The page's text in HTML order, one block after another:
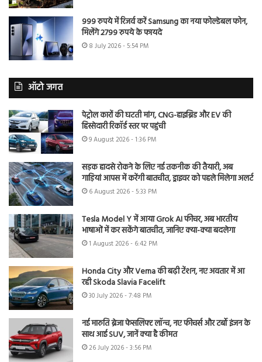
999 रुपये में रिजर्व करें Samsung का नया फोल्डेबल फोन,
मिलेंगे 2799 रुपये के फायदे
8 July 2026 - 5:54 PM
ऑटो जगत
पेट्रोल कारों की घटती मांग, CNG-हाइब्रिड और EV की
हिस्सेदारी रिकॉर्ड स्तर पर पहुंची
9 August 2026 - 1:36 PM
सड़क हादसे रोकने के लिए नई तकनीक की तैयारी, अब
गाड़ियां आपस में करेंगी बातचीत, ड्राइवर को पहले मिलेगा अलर्ट
6 August 2026 - 5:33 PM
Tesla Model Y में आया Grok AI फीचर, अब भारतीय
भाषाओं में कर सकेंगे बातचीत, जानिए क्या-क्या बदलेगा
1 August 2026 - 6:42 PM
Honda City और Verna की बढ़ी टेंशन, नए अवतार में आ
रही Skoda Slavia Facelift
30 July 2026 - 7:48 PM
नई मारुति ब्रेजा फेसलिफ्ट लॉन्च, नए फीचर्स और टर्बो इंजन के
साथ आई SUV, जानें क्या है कीमत
26 July 2026 - 3:56 PM